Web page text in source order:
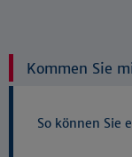
Kommen Sie
So können Sie